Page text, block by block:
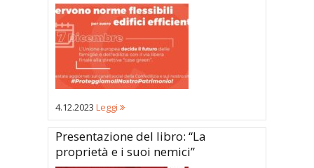
4.12.2023 Leggi
Presentazione del libro: “La
proprietà e i suoi nemici”